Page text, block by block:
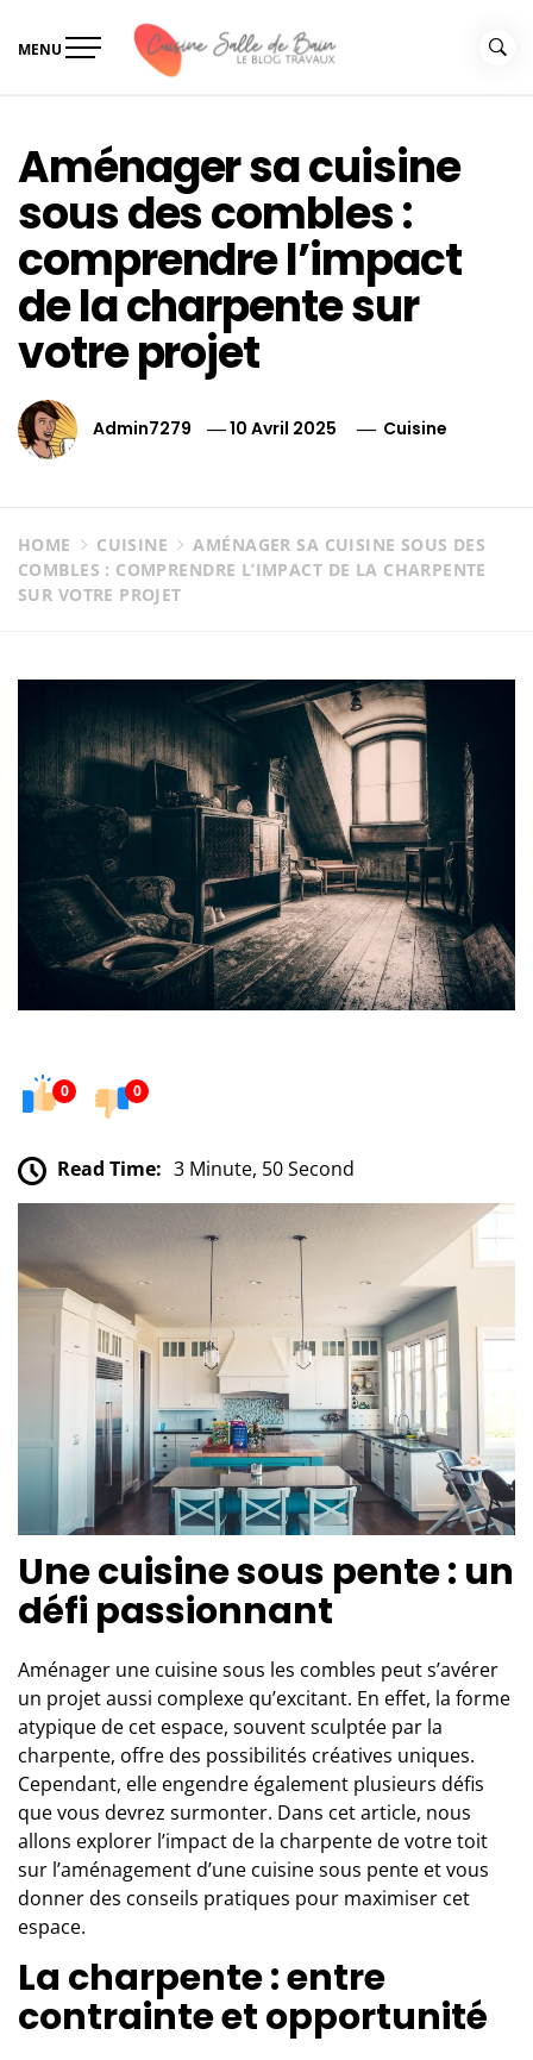
MENU
Aménager sa cuisine
sous des combles :
comprendre l’impact
de la charpente sur
votre projet
Admin7279 10 Avril 2025 Cuisine
HOME CUISINE
AMÉNAGER SA CUISINE SOUS DES
COMBLES : COMPRENDRE L’IMPACT DE LA CHARPENTE
SUR VOTRE PROJET
0 0
Read Time: 3 Minute, 50 Second
Une cuisine sous pente : un
défi passionnant
Aménager une cuisine sous les combles peut s’avérer
un projet aussi complexe qu’excitant. En effet, la forme
atypique de cet espace, souvent sculptée par la
charpente, offre des possibilités créatives uniques.
Cependant, elle engendre également plusieurs défis
que vous devrez surmonter. Dans cet article, nous
allons explorer l’impact de la charpente de votre toit
sur l’aménagement d’une cuisine sous pente et vous
donner des conseils pratiques pour maximiser cet
espace.
La charpente : entre
contrainte et opportunité